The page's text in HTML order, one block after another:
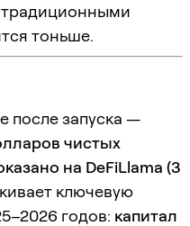
тоньше.
после запуска —
чистых
на DeFiLlama (3
ключевую
годов: капитал